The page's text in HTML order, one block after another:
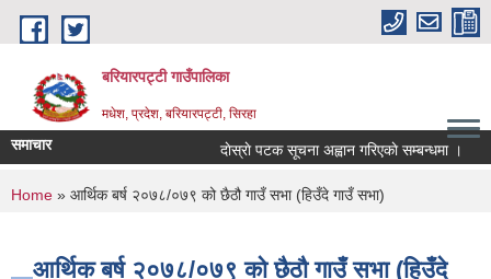
Skip to main content
बरियारपट्टी गाउँपालिका
मधेश, प्रदेश, बरियारपट्टी, सिरहा
समाचार दाेस्राे पटक सूचना अह्वान गरिएकाे सम्बन्धमा ।
You are here
Home » आर्थिक बर्ष २०७८/०७९ को छैठौ गाउँ सभा (हिउँदे गाउँ सभा)
आर्थिक बर्ष २०७८/०७९ को छैठौ गाउँ सभा (हिउँदे